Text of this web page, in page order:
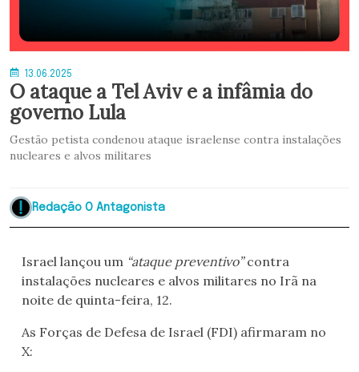
13.06.2025
O ataque a Tel Aviv e a infâmia do
governo Lula
Gestão petista condenou ataque israelense contra instalações
nucleares e alvos militares
Redação O Antagonista
Israel lançou um “ataque preventivo”contra
instalações nucleares e alvos militares no Irã na
noite de quinta-feira, 12.
As Forças de Defesa de Israel (FDI) afirmaram no
X: